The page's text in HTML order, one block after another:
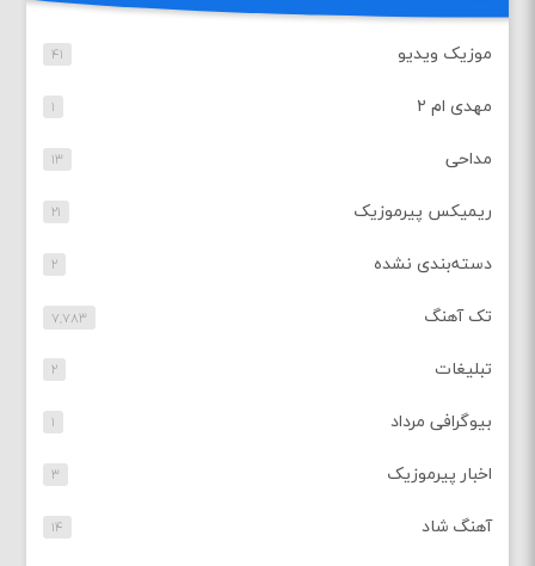
موزیک ویدیو ۴۱
مهدی ام ۲ ۱
مداحی ۱۳
ریمیکس پیرموزیک ۲۱
دسته‌بندی نشده ۲
تک آهنگ ۷,۷۸۳
تبلیغات ۲
بیوگرافی مرداد ۱
اخبار پیرموزیک ۳
آهنگ شاد ۱۴